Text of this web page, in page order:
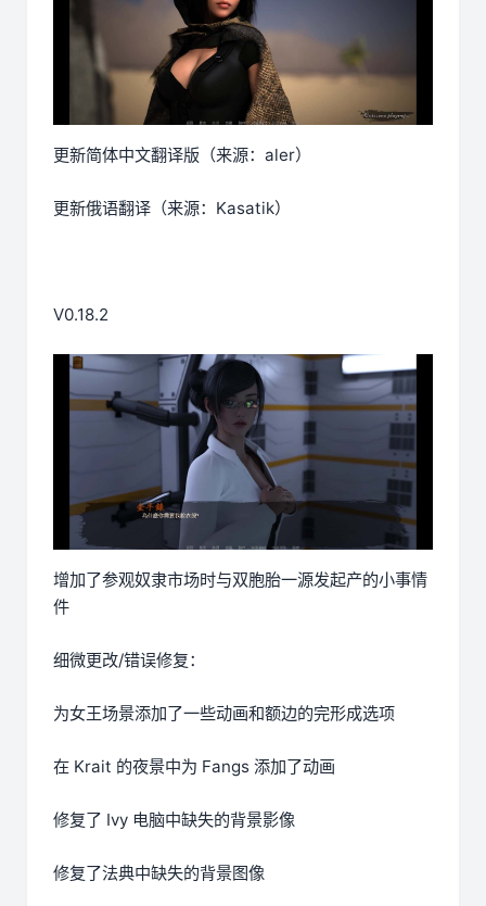
更新简体中文翻译版（来源：aler）
更新俄语翻译（来源：Kasatik）
V0.18.2
增加了参观奴隶市场时与双胞胎一源发起产的小事情
件
细微更改/错误修复：
为女王场景添加了一些动画和额边的完形成选项
在 Krait 的夜景中为 Fangs 添加了动画
修复了 Ivy 电脑中缺失的背景影像
修复了法典中缺失的背景图像